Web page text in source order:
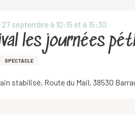
septembre à 10:15 et à 15:30
les journées
SPECTACLE
stabilisé, Route du Mail, 38530